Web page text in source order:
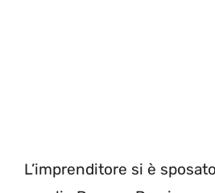
L’imprenditore si è